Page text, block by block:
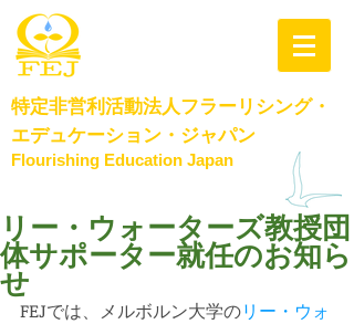
特定非営利活動法人フラーリシング・
エデュケーション・​ジャパン
Flourishing Education Japan
リー・ウォーターズ教授団
体サポーター就任のお知ら
せ
FEJでは、メルボルン大学のリー・ウォ